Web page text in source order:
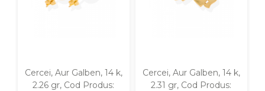
Cercei, Aur Galben, 14 k,
2.26 gr, Cod Produs:
Cercei, Aur Galben, 14 k,
2.31 gr, Cod Produs: